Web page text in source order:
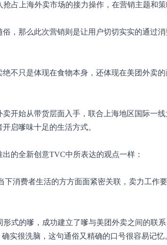
抢占上海外卖市场的接力操作，在营销主题和
，那么此次营销则是让用户切切实实的通过
不只是体现在食物本身，还体现在美团外卖
开始从带货层面入手，联合上海地区国际一
启嗲味十足的生活方式。
的全新创意TVC中所表达的观点一样：
下消费者生活的方方面面紧密关联，卖力工作
式的嗲，成功建立了嗲与美团外卖之间的联
实很洗脑，这句通俗又精确的口号很容易记忆